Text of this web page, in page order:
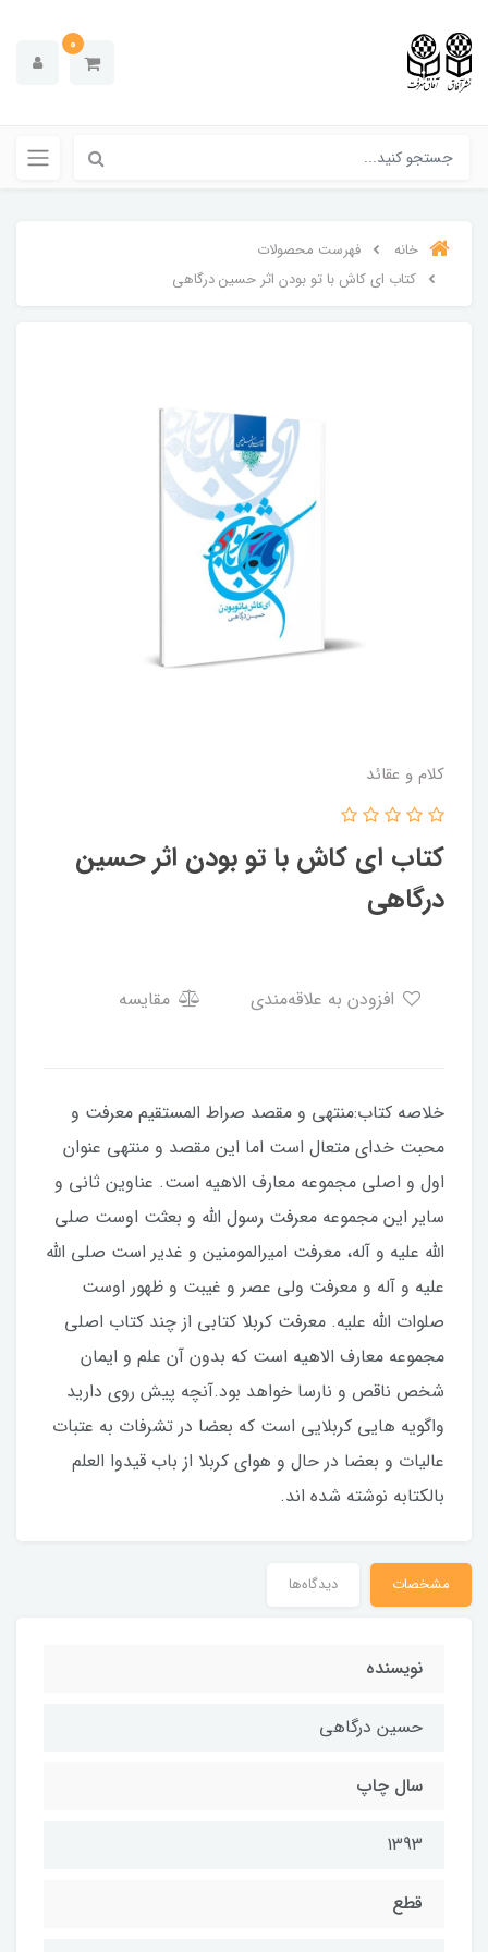
0
خانه
فهرست محصولات
کتاب ای کاش با تو بودن اثر حسین درگاهی
کلام و عقائد
کتاب ای کاش با تو بودن اثر حسین
درگاهی
مقایسه
خلاصه کتاب:منتهی و مقصد صراط المستقیم معرفت و
محبت خدای متعال است اما این مقصد و منتهی عنوان
اول و اصلی مجموعه معارف الاهیه است. عناوین ثانی و
سایر این مجموعه معرفت رسول الله و بعثت اوست صلی
الله علیه و آله، معرفت امیرالمومنین و غدیر است صلی الله
علیه و آله و معرفت ولی عصر و غیبت و ظهور اوست
صلوات الله علیه. معرفت کربلا کتابی از چند کتاب اصلی
مجموعه معارف الاهیه است که بدون آن علم و ایمان
شخص ناقص و نارسا خواهد بود.آنچه پیش روی دارید
واگویه هایی کربلایی است که بعضا در تشرفات به عتبات
عالیات و بعضا در حال و هوای کربلا از باب قیدوا العلم
بالکتابه نوشته شده اند.
مشخصات دیدگاه‌ها
نویسنده
حسین درگاهی
سال چاپ
1393
قطع